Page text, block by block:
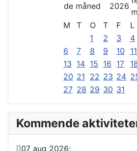
2026
M
T O T F L
1
2 3 4
6
7 8 9 10 11
13 14 15 16 17
20 21 22 23 24
27 28 29 30 31
Kommende
07 aug 2026;